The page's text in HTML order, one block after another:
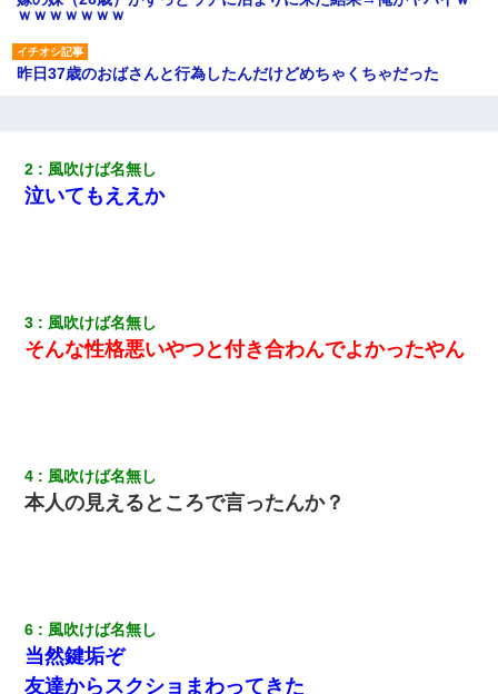
ｗｗｗｗｗｗｗ
昨日37歳のおばさんと行為したんだけどめちゃくちゃだった
「離婚！（激怒」
だ！」私「いいけど弁護士通して。私も請求する」夫「」
義弟より娘たちが大事」旦那「娘たちが成人したら別れよう」私
（は？）
嘘をついてフリン旅行へ出かけた嫁→翌日、嫁「ただいま～」旦
那「娘がシんだよ。何度も連絡したのに…」嫁「えっ」→なん
と・・・
2 風吹けば名無し
泣いてもええか
3 風吹けば名無し
そんな性格悪いやつと付き合わんでよかったやん
4 風吹けば名無し
本人の見えるところで言ったんか？
6 風吹けば名無し
当然鍵垢ぞ
友達からスクショまわってきた